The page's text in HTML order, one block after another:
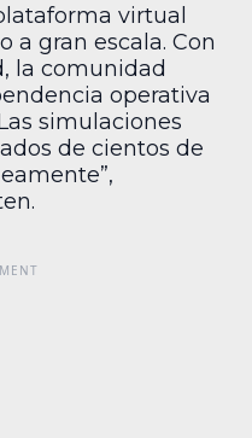
virtual
a gran escala. Con
la comunidad
operativa
simulaciones
de cientos de